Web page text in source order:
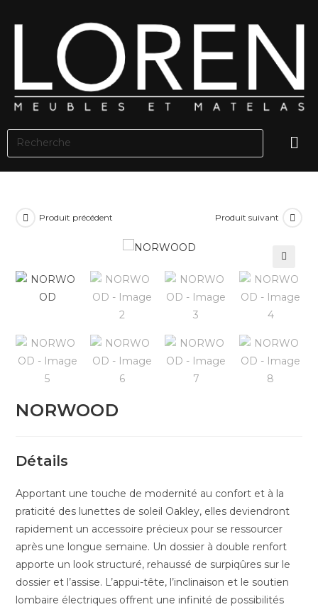
Produit précédent Produit suivant
🔍
NORWOOD
Détails
Apportant une touche de modernité au confort et à la
praticité des lunettes de soleil Oakley, elles deviendront
rapidement un accessoire précieux pour se ressourcer
après une longue semaine. Un dossier à double renfort
apporte un look structuré, rehaussé de surpiqûres sur le
dossier et l’assise. L’appui-tête, l’inclinaison et le soutien
lombaire électriques offrent une infinité de possibilités